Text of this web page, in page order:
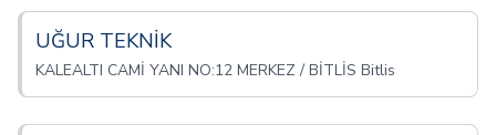
UĞUR TEKNİK
KALEALTI CAMİ YANI NO:12 MERKEZ / BİTLİS Bitlis